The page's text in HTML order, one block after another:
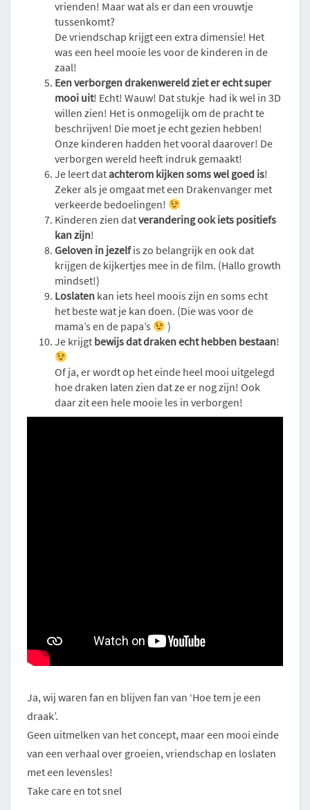
vrienden! Maar wat als er dan een vrouwtje
tussenkomt?
De vriendschap krijgt een extra dimensie! Het
was een heel mooie les voor de kinderen in de
zaal!
Een verborgen drakenwereld ziet er echt super
mooi uit! Echt! Wauw! Dat stukje had ik wel in 3D
willen zien! Het is onmogelijk om de pracht te
beschrijven! Die moet je echt gezien hebben!
Onze kinderen hadden het vooral daarover! De
verborgen wereld heeft indruk gemaakt!
Je leert datachterom kijken soms wel goed is!
Zeker als je omgaat met een Drakenvanger met
verkeerde bedoelingen!
Kinderen zien datverandering ook iets positiefs
kan zijn!
Geloven in jezelfis zo belangrijk en ook dat
krijgen de kijkertjes mee in de film. (Hallo growth
mindset!)
Loslaten kan iets heel moois zijn en soms echt
het beste wat je kan doen. (Die was voor de
mama’s en de papa’s
)
Je krijgt bewijs dat draken echt hebben bestaan!
Of ja, er wordt op het einde heel mooi uitgelegd
hoe draken laten zien dat ze er nog zijn! Ook
daar zit een hele mooie les in verborgen!
Ja, wij waren fan en blijven fan van ‘Hoe tem je een
draak’.
Geen uitmelken van het concept, maar een mooi einde
van een verhaal over groeien, vriendschap en loslaten
met een levensles!
Take care en tot snel